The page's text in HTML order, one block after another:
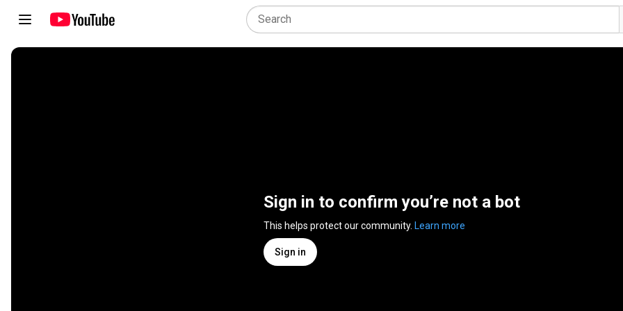
Sign in to confirm you’re not a bot
This helps protect our community. Learn more
Sign in